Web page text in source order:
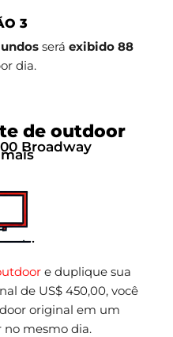
3
será exibido 88
dia.
de outdoor
Broadway
e duplique sua
de US$ 450,00, você
original em um
mesmo dia.